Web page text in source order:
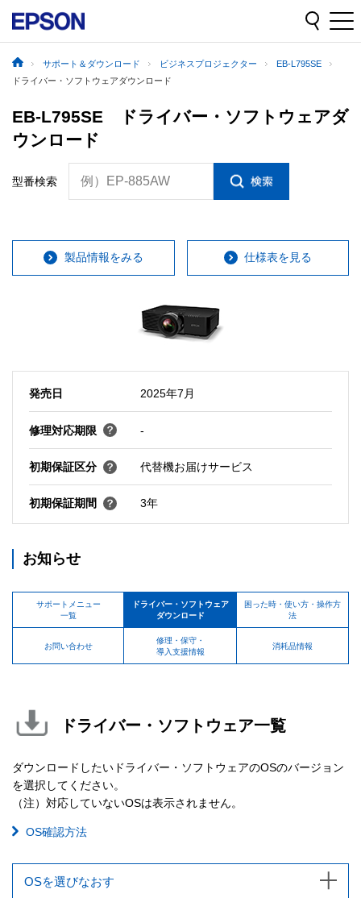
サポート＆ダウンロード ビジネスプロジェクター
EB-L795SE
ドライバー・ソフトウェアダウンロード
EB-L795SE ドライバー・ソフトウェアダ
ウンロード
型番検索 例）EP-885AW
製品情報をみる 仕様表を見る
発売日 2025年7月
修理対応期限 -
初期保証区分 代替機お届けサービス
初期保証期間 3年
お知らせ
サポートメニュー
一覧
ドライバー・ソフトウェア
ダウンロード
困った時・使い方・操作方
法
お問い合わせ
修理・保守・
導入支援情報
消耗品情報
ドライバー・ソフトウェア一覧
ダウンロードしたいドライバー・ソフトウェアのOSのバージョン
を選択してください。
（注）対応していないOSは表示されません。
OS確認方法
OSを選びなおす